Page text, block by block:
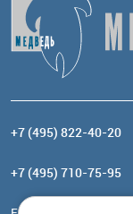
+7 (495) 822-40-20
+7 (495) 710-75-95